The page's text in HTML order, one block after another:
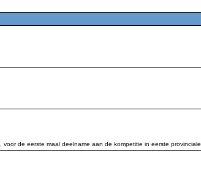
de eerste maal deelname aan de kompetitie in eerste provinciale.